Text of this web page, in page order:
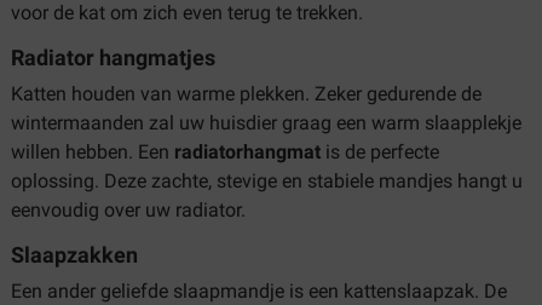
voor de kat om zich even terug te trekken.
Radiator hangmatjes
Katten houden van warme plekken. Zeker gedurende de
wintermaanden zal uw huisdier graag een warm slaapplekje
willen hebben. Een radiatorhangmat is de perfecte
oplossing. Deze zachte, stevige en stabiele mandjes hangt u
eenvoudig over uw radiator.
Slaapzakken
Een ander geliefde slaapmandje is een kattenslaapzak. De